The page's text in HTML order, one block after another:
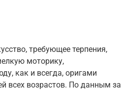
требующее терпения,
моторику,
как и всегда, оригами
всех возрастов. По данным за